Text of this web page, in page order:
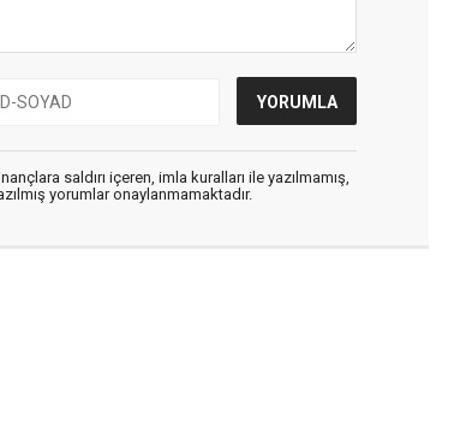
saldırı içeren, imla kuralları ile yazılmamış,
yorumlar onaylanmamaktadır.